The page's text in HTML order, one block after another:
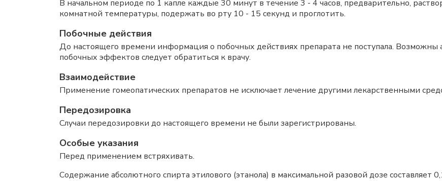
В начальном периоде по 1 капле каждые 30 минут в течение 3 - 4 часов, предварительно,
комнатной температуры, подержать во рту 10 - 15 секунд и проглотить.
Побочные действия
До настоящего времени информация о побочных действиях препарата не поступала.
побочных эффектов следует обратиться к врачу.
Взаимодействие
Применение гомеопатических препаратов не исключает лечение другими лекарственными
Передозировка
Случаи передозировки до настоящего времени не были зарегистрированы.
Особые указания
Перед применением встряхивать.
Содержание абсолютного спирта этилового (этанола) в максимальной разовой дозе составляет